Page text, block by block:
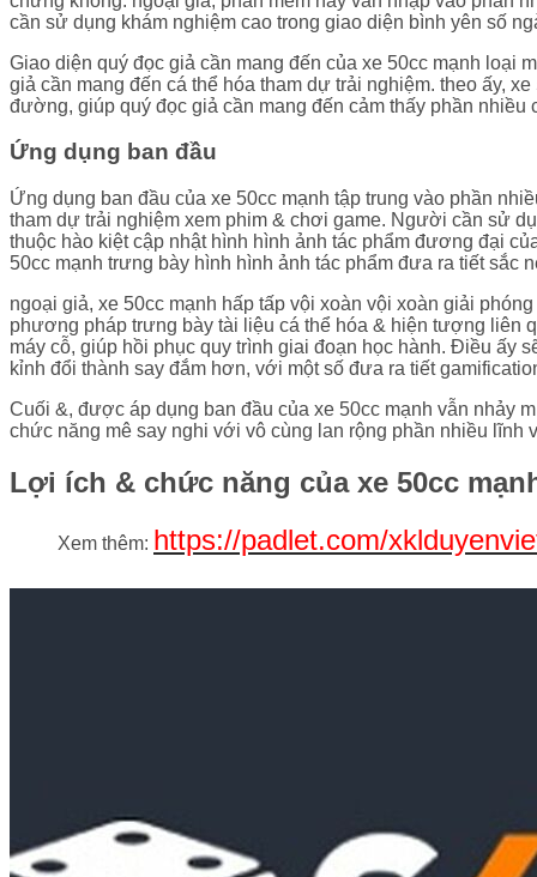
cần sử dụng khám nghiệm cao trong giao diện bình yên số
Giao diện quý đọc giả cần mang đến của xe 50cc mạnh loại
giả cần mang đến cá thể hóa tham dự trải nghiệm. theo ấy,
đường, giúp quý đọc giả cần mang đến cảm thấy phần
Ứng dụng ban đầu
Ứng dụng ban đầu của xe 50cc mạnh tập trung vào phần
tham dự trải nghiệm xem phim & chơi game. Người cần sử
thuộc hào kiệt cập nhật hình hình ảnh tác phẩm đương đại
50cc mạnh trưng bày hình hình ảnh tác phẩm đưa ra tiết
ngoại giả, xe 50cc mạnh hấp tấp vội xoàn vội xoàn giải
phương pháp trưng bày tài liệu cá thể hóa & hiện tượng liên
máy cỗ, giúp hồi phục quy trình giai đoạn học hành. Điều ấy
kỉnh đổi thành say đắm hơn, với một số đưa ra tiết
Cuối &, được áp dụng ban đầu của xe 50cc mạnh vẫn nhảy
chức năng mê say nghi với vô cùng lan rộng phần nhiều lĩnh
Lợi ích & chức năng của xe 50cc
Xem thêm: https://padlet.com/